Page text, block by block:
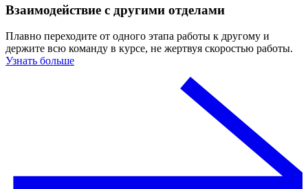
Взаимодействие с другими отделами
Плавно переходите от одного этапа работы к другому и
держите всю команду в курсе, не жертвуя скоростью работы.
Узнать больше